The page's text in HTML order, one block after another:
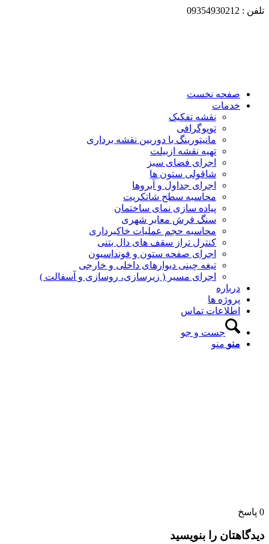
تلفن : 09354930212
صفحه نخست
خدمات
نقشه تفکیک
توپوگرافی
مانیتورینگ با دوربین نقشه برداری
تهیه نقشه ازبیلت
اجرای فضای سبز
شاقولی ستون ها
اجرای جداول و آبروها
محاسبه سطح شاتکریت
پیاده سازی نمای ساختمان
سنگ فرش معابر شهری
محاسبه حجم عملیات خاکبرداری
کنترل تراز سقف های دال بتنی
اجرای صفحه ستون و فونداسیون
تیغه چینی دیوارهای داخلی و خارجی
اجرای مسیر ( زیرسازی، روسازی و آسفالت )
درباره
پروژه ها
اطلاعات تماس
جست و جو
منو منو
0 پاسخ
دیدگاهتان را بنویسید